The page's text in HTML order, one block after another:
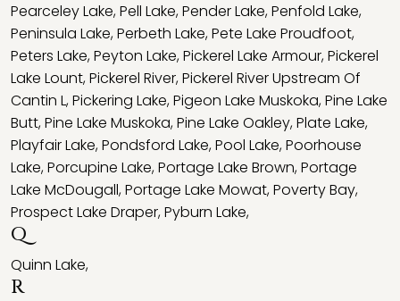
Pearceley Lake,Pell Lake,Pender Lake,Penfold Lake,
Peninsula Lake,Perbeth Lake,Pete Lake Proudfoot,
Peters Lake,Peyton Lake,Pickerel Lake Armour,Pickerel
Lake Lount,Pickerel River,Pickerel River Upstream Of
Cantin L,Pickering Lake,Pigeon Lake Muskoka,Pine Lake
Butt,Pine Lake Muskoka,Pine Lake Oakley,Plate Lake,
Playfair Lake,Pondsford Lake,Pool Lake,Poorhouse
Lake,Porcupine Lake,Portage Lake Brown,Portage
Lake McDougall,Portage Lake Mowat,Poverty Bay,
Prospect Lake Draper,Pyburn Lake,
Q
Quinn Lake,
R